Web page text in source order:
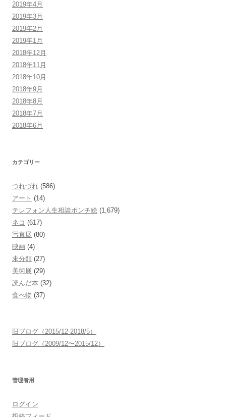
2019年4月
2019年3月
2019年2月
2019年1月
2018年12月
2018年11月
2018年10月
2018年9月
2018年8月
2018年7月
2018年6月
カテゴリー
つれづれ (586)
アート (14)
テレフォン人生相談ポンチ絵 (1,679)
ネコ (617)
写真展 (80)
映画 (4)
未分類 (27)
美術展 (29)
読んだ本 (32)
食べ物 (37)
旧ブログ（2015/12-2018/5）
旧ブログ（2009/12〜2015/12）
管理者用
ログイン